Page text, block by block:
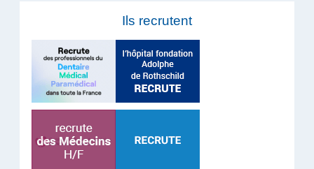
Ils recrutent